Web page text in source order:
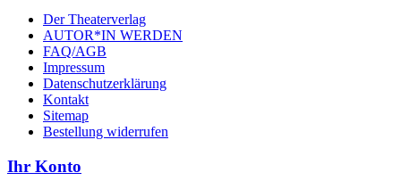
Der Theaterverlag
AUTOR*IN WERDEN
FAQ/AGB
Impressum
Datenschutzerklärung
Kontakt
Sitemap
Bestellung widerrufen
Ihr Konto